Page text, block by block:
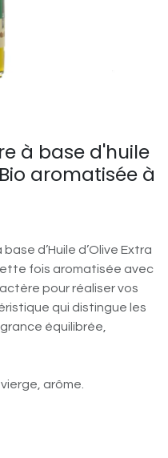
à base d'huile
aromatisée à
d’Huile d’Olive Extra
fois aromatisée avec
pour réaliser vos
qui distingue les
équilibrée,
arôme.